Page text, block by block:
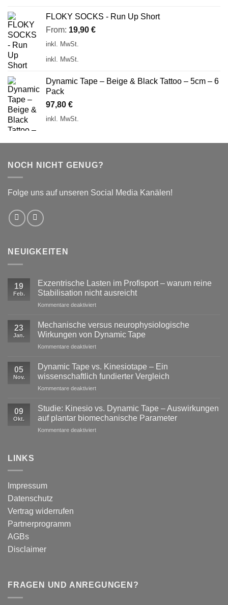
FLOKY SOCKS - Run Up Short
From: 19,90 €
inkl. MwSt.
inkl. MwSt.
Dynamic Tape – Beige & Black Tattoo – 5cm – 6
Pack
97,80 €
inkl. MwSt.
NOCH NICHT GENUG?
Folge uns auf unseren Social Media Kanälen!
NEUIGKEITEN
19
Feb.
Exzentrische Lasten im Profisport – warum reine
Stabilisation nicht ausreicht
Kommentare deaktiviertfür
im
Profisport
–
reine
Stabilisation
ausreicht
23
Jan.
Mechanische versus neurophysiologische
Wirkungen von Dynamic Tape
Kommentare deaktiviertfür
versus
neurophysiologische
Wirkungen
von
05
Nov.
Dynamic Tape vs. Kinesiotape – Ein
wissenschaftlich fundierter Vergleich
Kommentare deaktiviertfür
Tape
Kinesiotape
–
09
Okt.
Studie: Kinesio vs. Dynamic Tape – Auswirkungen
auf plantar biomechanische Parameter
Kommentare deaktiviertfür
LINKS
Impressum
Datenschutz
Vertrag widerrufen
Partnerprogramm
AGBs
Disclaimer
FRAGEN UND ANREGUNGEN?